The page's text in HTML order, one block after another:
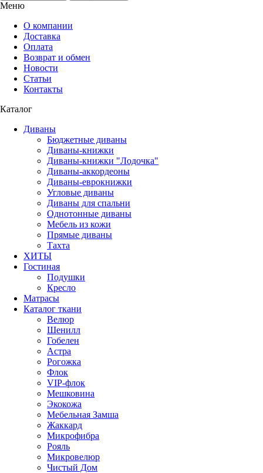
Меню
О компании
Доставка
Оплата
Возврат и обмен
Новости
Статьи
Контакты
Каталог
Диваны
Бюджетные диваны
Диваны-книжки
Диваны-книжки "Лодочка"
Диваны-аккордеоны
Диваны-еврокнижки
Угловые диваны
Диваны для спальни
Однотонные диваны
Мебель из кожи
Прямые диваны
Тахта
ХИТЫ
Гостиная
Подушки
Кресло
Матрасы
Каталог ткани
Велюр
Шенилл
Гобелен
Астра
Рогожка
Флок
VIP-флок
Мешковина
Экокожа
Мебельная Замша
Жаккард
Микрофибра
Рояль
Микровелюр
Чистый Дом